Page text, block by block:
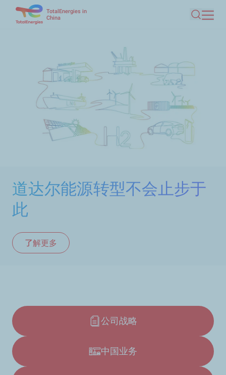
主
要
内
TotalEnergies in
China
搜索
道达尔能源转型不会止步于
此
了解更多
公司战略
中国业务